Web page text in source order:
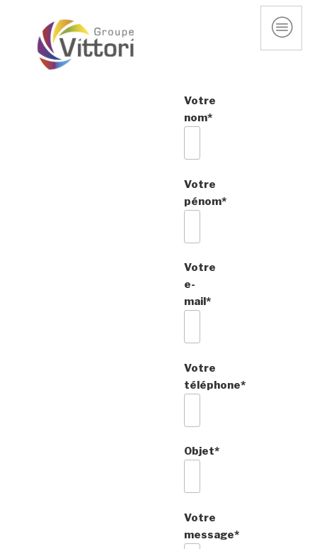
Votre
nom*
Votre
pénom*
Votre
e-
mail*
Votre
téléphone*
Objet*
Votre
message*